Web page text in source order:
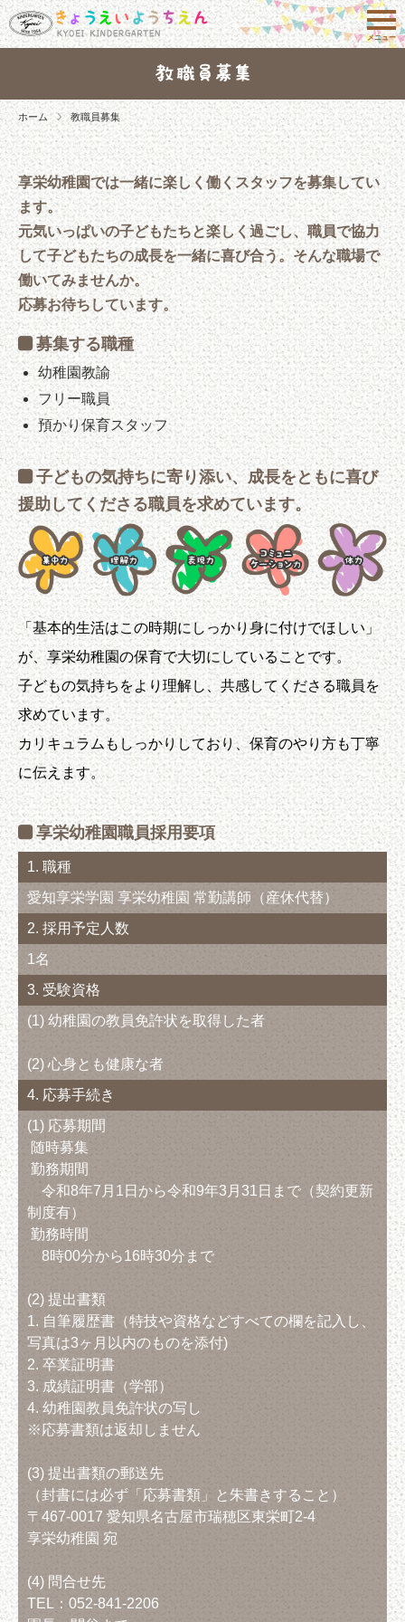
メニュー
ホーム 教職員募集
享栄幼稚園では一緒に楽しく働くスタッフを募集してい
ます。
元気いっぱいの子どもたちと楽しく過ごし、職員で協力
して子どもたちの成長を一緒に喜び合う。そんな職場で
働いてみませんか。
応募お待ちしています。
募集する職種
幼稚園教諭
フリー職員
預かり保育スタッフ
子どもの気持ちに寄り添い、成長をともに喜び
援助してくださる職員を求めています。
「基本的生活はこの時期にしっかり身に付けでほしい」
が、享栄幼稚園の保育で大切にしていることです。
子どもの気持ちをより理解し、共感してくださる職員を
求めています。
カリキュラムもしっかりしており、保育のやり方も丁寧
に伝えます。
享栄幼稚園職員採用要項
1. 職種
愛知享栄学園 享栄幼稚園 常勤講師（産休代替）
2. 採用予定人数
1名
3. 受験資格
(1) 幼稚園の教員免許状を取得した者
(2) 心身とも健康な者
4. 応募手続き
(1) 応募期間
随時募集
勤務期間
令和8年7月1日から令和9年3月31日まで（契約更新
制度有）
勤務時間
8時00分から16時30分まで
(2) 提出書類
1. 自筆履歴書（特技や資格などすべての欄を記入し、
写真は3ヶ月以内のものを添付)
2. 卒業証明書
3. 成績証明書（学部）
4. 幼稚園教員免許状の写し
※応募書類は返却しません
(3) 提出書類の郵送先
（封書には必ず「応募書類」と朱書きすること）
〒467-0017 愛知県名古屋市瑞穂区東栄町2-4
享栄幼稚園 宛
(4) 問合せ先
TEL：052-841-2206